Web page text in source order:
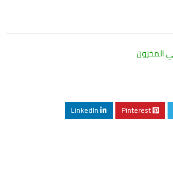
Pinterest
LinkedIn